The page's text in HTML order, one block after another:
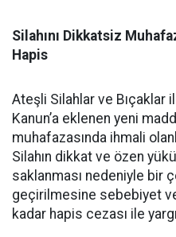
Silahını Dikkatsiz
Hapis
Ateşli Silahlar ve Bıçaklar
Kanun’a eklenen yeni
muhafazasında ihmali
Silahın dikkat ve özen
saklanması nedeniyle bir
geçirilmesine sebebiyet
kadar hapis cezası ile